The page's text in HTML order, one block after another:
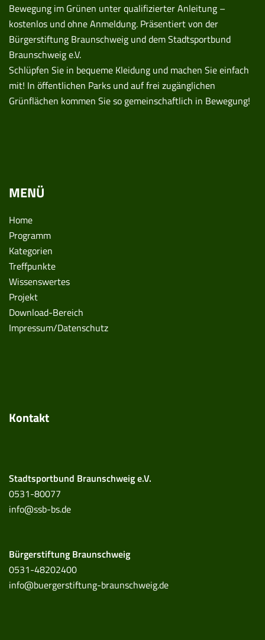
Bewegung im Grünen unter qualifizierter Anleitung –
kostenlos und ohne Anmeldung. Präsentiert von der
Bürgerstiftung Braunschweig und dem Stadtsportbund
Braunschweig e.V.
Schlüpfen Sie in bequeme Kleidung und machen Sie einfach
mit! In öffentlichen Parks und auf frei zugänglichen
Grünflächen kommen Sie so gemeinschaftlich in Bewegung!
MENÜ
Home
Programm
Kategorien
Treffpunkte
Wissenswertes
Projekt
Download-Bereich
Impressum/Datenschutz
Kontakt
Stadtsportbund Braunschweig e.V.
0531-80077
info@ssb-bs.de
Bürgerstiftung Braunschweig
0531-48202400
info@buergerstiftung-braunschweig.de